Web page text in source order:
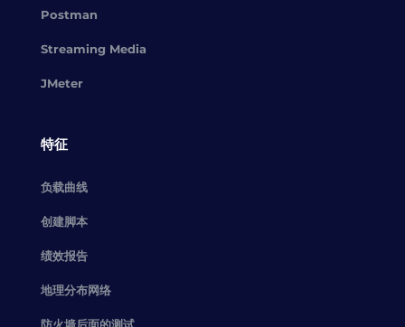
Postman
Streaming Media
JMeter
特征
负载曲线
创建脚本
绩效报告
地理分布网络